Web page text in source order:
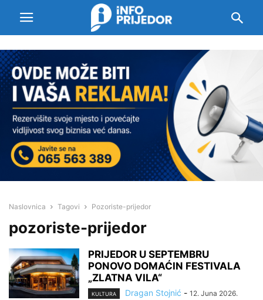
Naslovnica Tagovi Pozoriste-prijedor
pozoriste-prijedor
PRIJEDOR U SEPTEMBRU
PONOVO DOMAĆIN FESTIVALA
„ZLATNA VILA“
KULTURA Dragan Stojnić - 12. Juna 2026.